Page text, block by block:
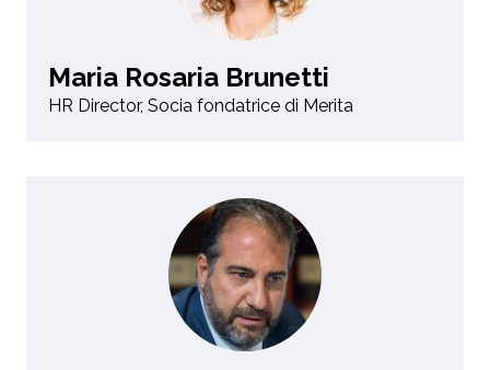
Maria Rosaria Brunetti
HR Director, Socia fondatrice di Merita